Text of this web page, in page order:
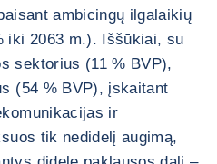
ambicingų ilgalaikių
iki 2063 m.). Iššūkiai, su
sektorius (11 % BVP),
(54 % BVP), įskaitant
ir
tik nedidelį augimą,